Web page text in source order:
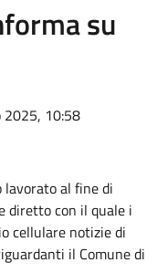
su
2025, 10:58
lavorato al fine di
diretto con il quale i
cellulare notizie di
il Comune di